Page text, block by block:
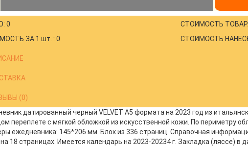
0
ЗА 1 шт. : 0
СТОИМОСТЬ
СТОИМОСТЬ
(0)
датированный черный VELVET А5 формата на 2023 год из
переплете с мягкой обложкой из искусственной кожи. По периметру
ежедневника: 145*206 мм. Блок из 336 страниц. Справочная
на 18 страницах. Имеется календарь на 2023-20234 г. Закладка (ляссе) в